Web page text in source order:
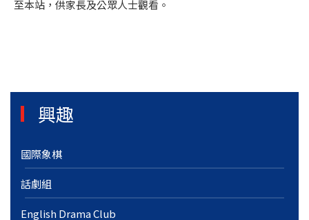
至本站，供家長及公眾人士觀看。
興趣
國際象棋
話劇組
English Drama Club